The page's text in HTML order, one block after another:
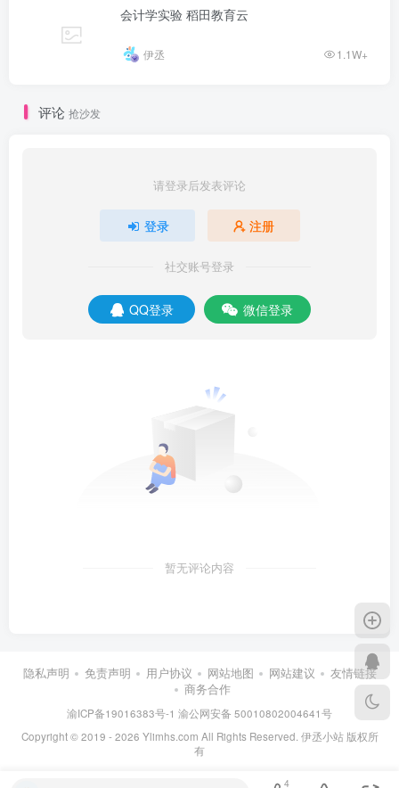
会计学实验 稻田教育云
伊丞 1.1W+
评论 抢沙发
请登录后发表评论
登录 注册
社交账号登录
QQ登录 微信登录
暂无评论内容
隐私声明 免责声明 用户协议 网站地图 网站建议
友情链接
商务合作
渝ICP备19016383号-1 渝公网安备 50010802004641号
Copyright © 2019 - 2026 Ylimhs.com All Rights Reserved. 伊丞小站 版权所
有
4